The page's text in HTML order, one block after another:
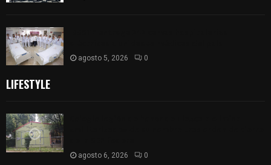
agosto 5, 2026 0
LIFESTYLE
agosto 6, 2026 0